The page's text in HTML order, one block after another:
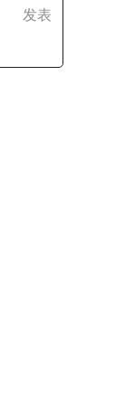
发表